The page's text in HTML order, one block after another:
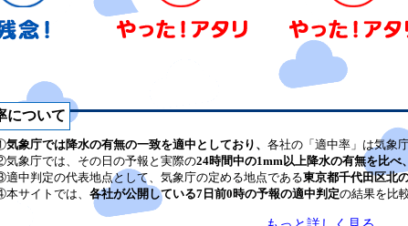
について
気象庁では降水の有無の一致を適中としており、 各社の「適中率」は気象
象庁では、その日の予報と実際の24時間中の1mm以上降水の有無を比べ、
中判定の代表地点として、気象庁の定める地点である東京都千代田区北
サイトでは、 各社が公開している7日前0時の予報の適中判定の結果を比